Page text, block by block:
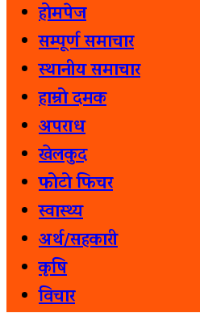
होमपेज
सम्पूर्ण समाचार
स्थानीय समाचार
हाम्रो दमक
अपराध
खेलकुद
फोटो फिचर
स्वास्थ्य
अर्थ/सहकारी
कृषि
विचार